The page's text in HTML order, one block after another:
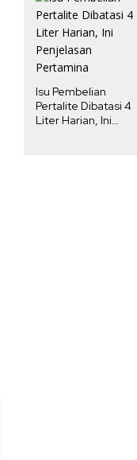
Isu Pembelian
Pertalite Dibatasi 4
Liter Harian, Ini